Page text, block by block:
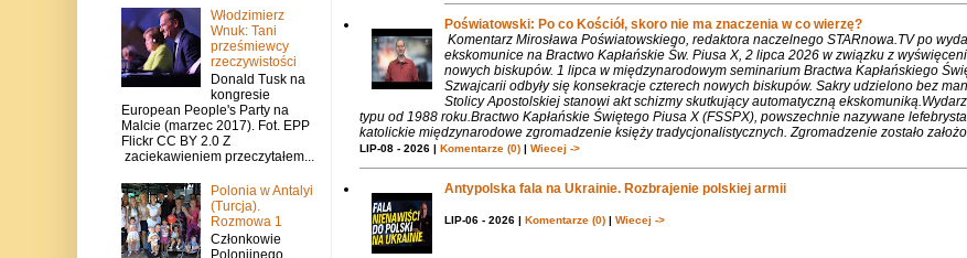
Poświatowski: Po co Kościół, skoro nie ma znaczenia w co wierzę?
Komentarz Mirosława Poświatowskiego, redaktora naczelnego STARnowa.TV po
ekskomunice na Bractwo Kapłańskie Św. Piusa X, 2 lipca 2026 w związku z
nowych biskupów. 1 lipca w międzynarodowym seminarium Bractwa Kapłańskiego
Szwajcarii odbyły się konsekracje czterech nowych biskupów. Sakry udzielono bez
Stolicy Apostolskiej stanowi akt schizmy skutkujący automatyczną
typu od 1988 roku.Bractwo Kapłańskie Świętego Piusa X (FSSPX), powszechnie nazywane
katolickie międzynarodowe zgromadzenie księży tradycjonalistycznych. Zgromadzenie zostało
LIP-08 - 2026 | Komentarze (0)| Wiecej ->
Antypolska fala na Ukrainie. Rozbrajenie polskiej armii
LIP-06 - 2026 | Komentarze (0)| Wiecej ->
Włodzimierz
Wnuk: Tani
prześmiewcy
rzeczywistości
Donald Tusk na
kongresie
European People's Party na
Malcie (marzec 2017). Fot. EPP
Flickr CC BY 2.0 Z
zaciekawieniem przeczytałem...
Polonia w Antalyi
(Turcja).
Rozmowa 1
Członkowie